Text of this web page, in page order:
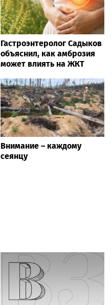
Гастроэнтеролог Садыков
объяснил, как амброзия
может влиять на ЖКТ
Внимание – каждому
сеянцу